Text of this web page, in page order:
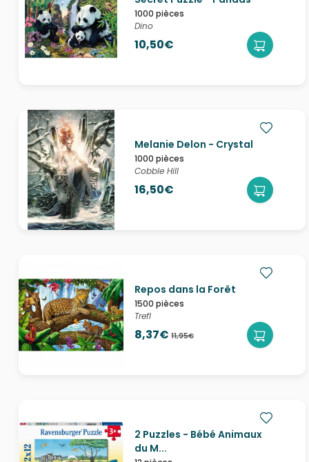
1000 pièces
Dino
10,50€
Melanie Delon - Crystal
1000 pièces
Cobble Hill
16,50€
Repos dans la Forêt
1500 pièces
Trefl
8,37€ 11,95€
2 Puzzles - Bébé Animaux
du M...